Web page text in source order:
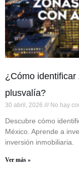
¿Cómo
plusvalía?
30 abril, 2026 No hay
Descubre cómo
México. Aprende a
inversión inmobiliaria.
Ver más »